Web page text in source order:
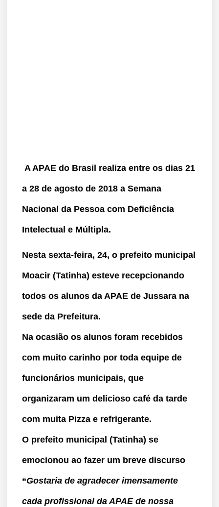
A APAE do Brasil realiza entre os dias 21
a 28 de agosto de 2018 a Semana
Nacional da Pessoa com Deficiência
Intelectual e Múltipla.
Nesta sexta-feira, 24, o prefeito municipal
Moacir (Tatinha) esteve recepcionando
todos os alunos da APAE de Jussara na
sede da Prefeitura.
Na ocasião os alunos foram recebidos
com muito carinho por toda equipe de
funcionários municipais, que
organizaram um delicioso café da tarde
com muita Pizza e refrigerante.
O prefeito municipal (Tatinha) se
emocionou ao fazer um breve discurso
“Gostaria de agradecer imensamente
cada profissional da APAE de nossa